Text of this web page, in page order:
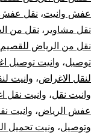
عفش وانيت، نقل
نقل مشاوير ، نقل من
نقل من الرياض للقصيم
توصيل، وانيت توصيل
لنقل الاغراض، وانيت
وانيت نقل، وانيت نقل
عفش الرياض، وانيت
وتوصيل، ونيت تحميل